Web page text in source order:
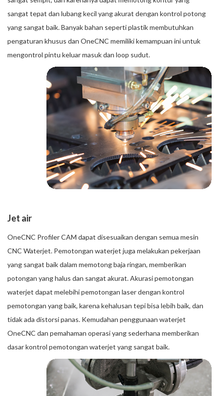
sangat tepat dan lubang kecil yang akurat dengan kontrol potong
yang sangat baik. Banyak bahan seperti plastik membutuhkan
pengaturan khusus dan OneCNC memiliki kemampuan ini untuk
mengontrol pintu keluar masuk dan loop sudut.
Jet air
OneCNC Profiler CAM dapat disesuaikan dengan semua mesin
CNC Waterjet. Pemotongan waterjet juga melakukan pekerjaan
yang sangat baik dalam memotong baja ringan, memberikan
potongan yang halus dan sangat akurat. Akurasi pemotongan
waterjet dapat melebihi pemotongan laser dengan kontrol
pemotongan yang baik, karena kehalusan tepi bisa lebih baik, dan
tidak ada distorsi panas. Kemudahan penggunaan waterjet
OneCNC dan pemahaman operasi yang sederhana memberikan
dasar kontrol pemotongan waterjet yang sangat baik.